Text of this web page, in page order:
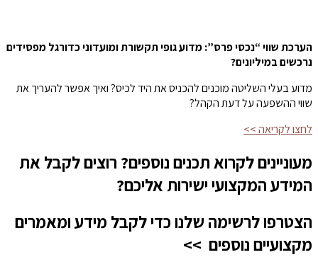
הערכת שווי “נכסי פרס”: מדוע גופי תקשורת ומועדוני כדורגל מפסידים
נרכשים במיליונים?
מדוע בעלי השליטה מוכנים להכניס את היד לכיס? ואיך אפשר להעריך את
שווי ההשפעה על דעת הקהל?
לחצו לקריאה >>
מעוניינים לקרוא תכנים נוספים? רוצים לקבל את
המידע המקצועי ישירות אליכם?
הצטרפו לרשימה שלנו כדי לקבל מידע ומאמרים
מקצועיים נוספים >>